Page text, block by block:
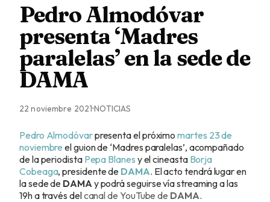
Pedro Almodóvar
presenta ‘Madres
paralelas’ en la sede de
DAMA
22 noviembre 2021NOTICIAS
Pedro Almodóvarpresenta el próximomartes 23 de
noviembre el guion de ‘Madres paralelas’, acompañado
de la periodista Pepa Blanes y el cineasta Borja
Cobeaga, presidente de DAMA. El acto tendrá lugar en
la sede de DAMA y podrá seguirse vía streaming a las
19h a través delcanal de YouTube de DAMA.